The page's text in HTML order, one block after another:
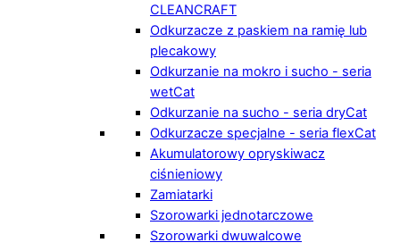
CLEANCRAFT
Odkurzacze z paskiem na ramię lub
plecakowy
Odkurzanie na mokro i sucho - seria
wetCat
Odkurzanie na sucho - seria dryCat
Odkurzacze specjalne - seria flexCat
Akumulatorowy opryskiwacz
ciśnieniowy
Zamiatarki
Szorowarki jednotarczowe
Szorowarki dwuwalcowe